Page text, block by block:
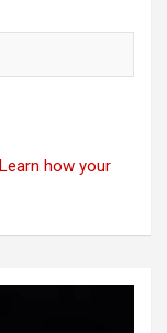
Learn how your